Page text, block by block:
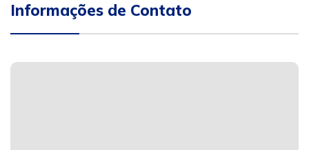
Informações de Contato